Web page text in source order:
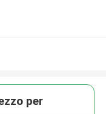
per